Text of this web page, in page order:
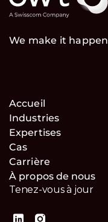
We make it happen
Accueil
Industries
Expertises
Cas
Carrière
À propos de nous
Tenez-vous à jour